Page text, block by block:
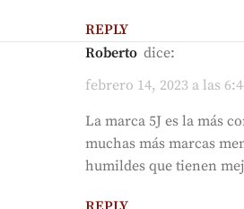
REPLY
Roberto dice:
febrero 14, 2023 a las
La marca 5J es la más
muchas más marcas
humildes que tienen